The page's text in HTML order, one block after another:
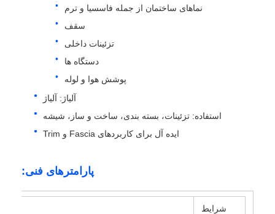
نماهای ساختمان از جمله فاسسیا و ترم
سقف
تزئینات داخلی
دستگاه ها
پوشش هوا و لوله
آلیاژ: آلیاژ
استفاده: تزئینات، بسته بندی، ساخت و ساز، شیشه
ایده آل برای کاربردهای Fascia و Trim
پارامترهای فنی:
شرایط